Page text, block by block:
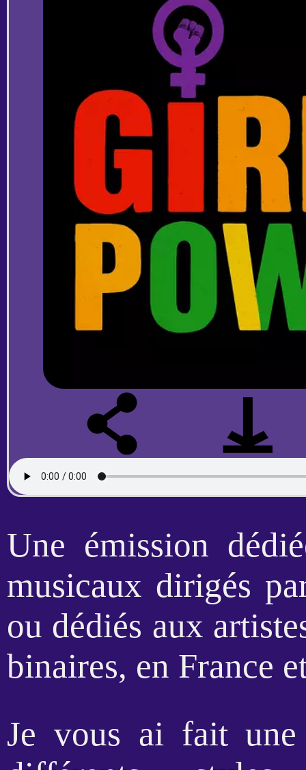
Une émission
musicaux dirigés
ou dédiés aux
binaires, en France
Je vous ai fait une